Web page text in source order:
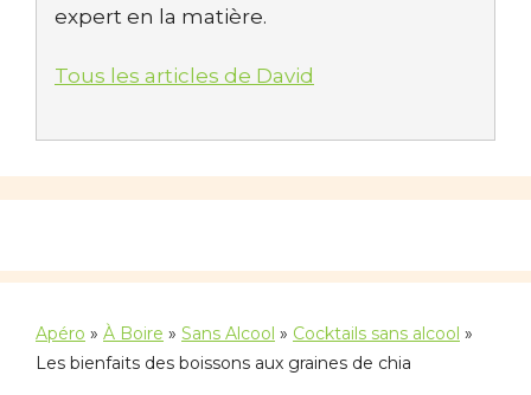
expert en la matière.
Tous les articles de David
Apéro » À Boire » Sans Alcool » Cocktails sans alcool »
Les bienfaits des boissons aux graines de chia